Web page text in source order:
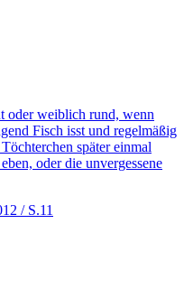
oder weiblich rund, wenn
Fisch isst und regelmäßig
später einmal
oder die unvergessene
/ S.11